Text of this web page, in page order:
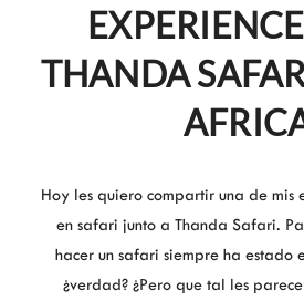
THANDA
Hoy les quiero compartir una de mis
en safari junto a Thanda Safari.
hacer un safari siempre ha estado
¿verdad? ¿Pero que tal les